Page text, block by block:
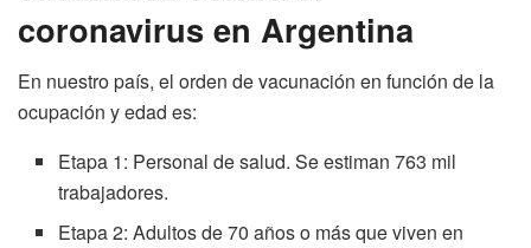
coronavirus en Argentina
En nuestro país, el orden de vacunación en función de la
ocupación y edad es:
Etapa 1: Personal de salud. Se estiman 763 mil
trabajadores.
Etapa 2: Adultos de 70 años o más que viven en